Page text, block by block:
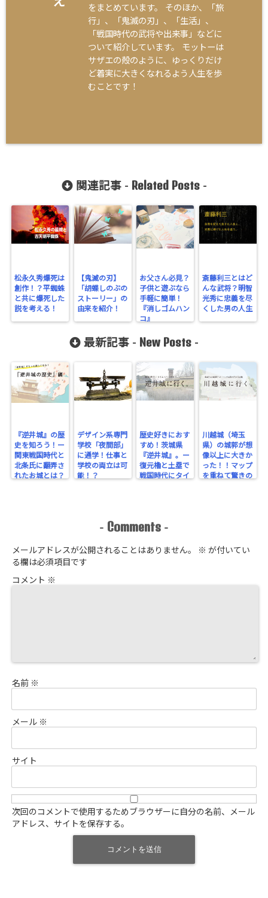
をまとめています。 そのほか、「旅
行」、「鬼滅の刃」、「生活」、
「戦国時代の武将や出来事」などに
ついて紹介しています。 モットーは
サザエの殻のように、ゆっくりだけ
ど着実に大きくなれるよう人生を歩
むことです！
関連記事 - Related Posts-
松永久秀爆死は
創作！？平蜘蛛
と共に爆死した
説を考える！
【鬼滅の刃】
「胡蝶しのぶの
ストーリー」の
由来を紹介！
お父さん必見？
子供と遊ぶなら
手軽に簡単！
『消しゴムハン
コ』
斎藤利三とはど
んな武将？明智
光秀に忠義を尽
くした男の人生
最新記事 - New Posts -
『逆井城』の歴
史を知ろう！ー
関東戦国時代と
北条氏に翻弄さ
れたお城とは？
デザイン系専門
学校「夜間部」
に通学！仕事と
学校の両立は可
能！？
歴史好きにおす
すめ！茨城県
『逆井城』。ー
復元櫓と土塁で
戦国時代にタイ
川越城（埼玉
県）の城郭が想
像以上に大きか
った！！マップ
を重ねて驚きの
- Comments -
メールアドレスが公開されることはありません。 ※ が付いてい
る欄は必須項目です
コメント ※
名前 ※
メール ※
サイト
次回のコメントで使用するためブラウザーに自分の名前、メール
アドレス、サイトを保存する。